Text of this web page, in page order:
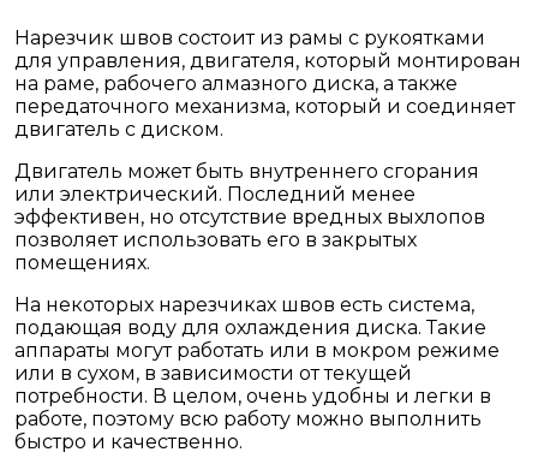
Нарезчик швов состоит из рамы с рукоятками
для управления, двигателя, который монтирован
на раме, рабочего алмазного диска, а также
передаточного механизма, который и соединяет
двигатель с диском.
Двигатель может быть внутреннего сгорания
или электрический. Последний менее
эффективен, но отсутствие вредных выхлопов
позволяет использовать его в закрытых
помещениях.
На некоторых нарезчиках швов есть система,
подающая воду для охлаждения диска. Такие
аппараты могут работать или в мокром режиме
или в сухом, в зависимости от текущей
потребности. В целом, очень удобны и легки в
работе, поэтому всю работу можно выполнить
быстро и качественно.